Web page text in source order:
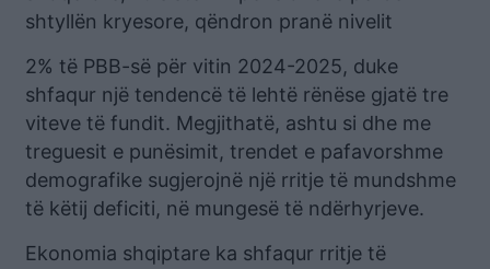
shtyllën kryesore, qëndron pranë nivelit
2% të PBB-së për vitin 2024-2025, duke
shfaqur një tendencë të lehtë rënëse gjatë tre
viteve të fundit. Megjithatë, ashtu si dhe me
treguesit e punësimit, trendet e pafavorshme
demografike sugjerojnë një rritje të mundshme
të këtij deficiti, në mungesë të ndërhyrjeve.
Ekonomia shqiptare ka shfaqur rritje të